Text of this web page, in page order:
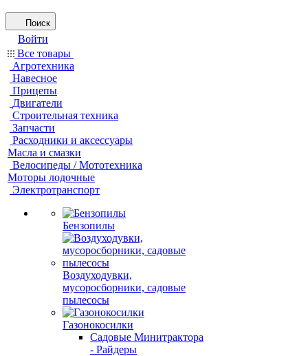
Поиск
Войти
Все товары
Агротехника
Навесное
Прицепы
Двигатели
Строительная техника
Запчасти
Расходники и аксессуары
Масла и смазки
Велосипеды / Мототехника
Моторы лодочные
Электротранспорт
Бензопилы
Воздуходувки,
мусоросборники, cадовые
пылесосы
Газонокосилки
Садовые Минитрактора
- Райдеры